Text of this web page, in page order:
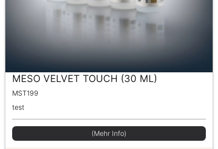
MESO VELVET TOUCH (30 ML)
MST199
test
(Mehr Info)